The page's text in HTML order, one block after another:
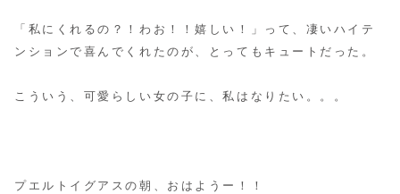
「私にくれるの？！わお！！嬉しい！」って、凄いハイテ
ンションで喜んでくれたのが、とってもキュートだった。
こういう、可愛らしい女の子に、私はなりたい。。。
プエルトイグアスの朝、おはようー！！